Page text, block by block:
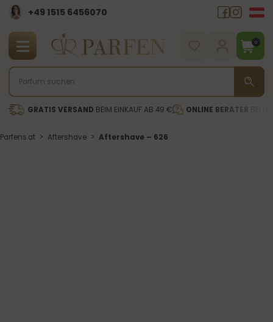
+49 1515 6456070
0
GRATIS VERSAND BEIM EINKAUF AB 49 € ONLINE BERATER
Parfens.at > Aftershave > Aftershave – 626